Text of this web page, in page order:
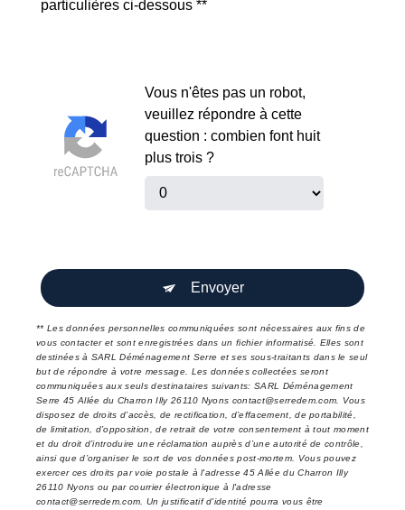
particulières ci-dessous **
Vous n'êtes pas un robot,
veuillez répondre à cette
question : combien font huit
plus trois ?
Envoyer
** Les données personnelles communiquées sont nécessaires aux fins de
vous contacter et sont enregistrées dans un fichier informatisé. Elles sont
destinées à SARL Déménagement Serre et ses sous-traitants dans le seul
but de répondre à votre message. Les données collectées seront
communiquées aux seuls destinataires suivants: SARL Déménagement
Serre 45 Allée du Charron Illy 26110 Nyons contact@serredem.com. Vous
disposez de droits d’accès, de rectification, d’effacement, de portabilité,
de limitation, d’opposition, de retrait de votre consentement à tout moment
et du droit d’introduire une réclamation auprès d’une autorité de contrôle,
ainsi que d’organiser le sort de vos données post-mortem. Vous pouvez
exercer ces droits par voie postale à l'adresse 45 Allée du Charron Illy
26110 Nyons ou par courrier électronique à l'adresse
contact@serredem.com. Un justificatif d'identité pourra vous être